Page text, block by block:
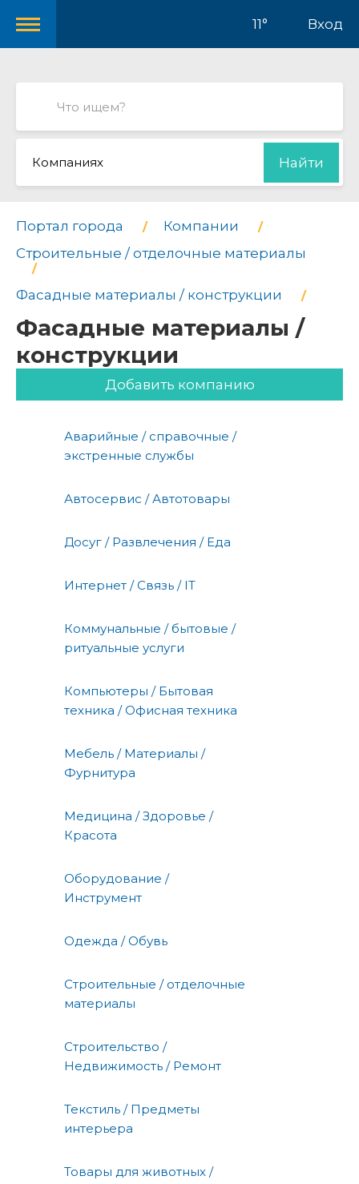
11° Вход
Компаниях Найти
Портал города
Компании
Строительные / отделочные материалы
Фасадные материалы / конструкции
Фасадные материалы /
конструкции
Добавить компанию
Аварийные / справочные /
экстренные службы
Автосервис / Автотовары
Досуг / Развлечения / Еда
Интернет / Связь / IT
Коммунальные / бытовые /
ритуальные услуги
Компьютеры / Бытовая
техника / Офисная техника
Мебель / Материалы /
Фурнитура
Медицина / Здоровье /
Красота
Оборудование /
Инструмент
Одежда / Обувь
Строительные / отделочные
материалы
Строительство /
Недвижимость / Ремонт
Текстиль / Предметы
интерьера
Товары для животных /